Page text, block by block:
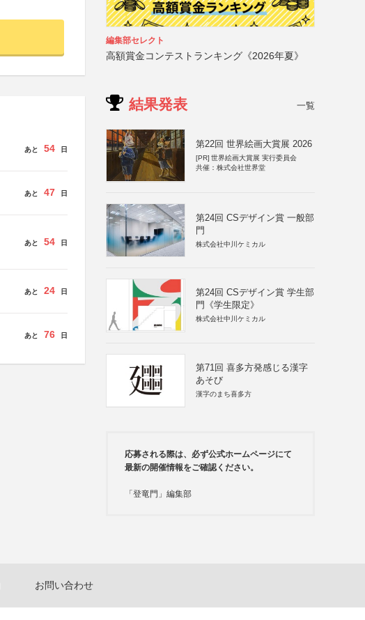
あと 54 日
あと 47 日
あと 54 日
あと 24 日
あと 76 日
編集部セレクト
高額賞金コンテストランキング《2026年夏》
結果発表 一覧
第22回 世界絵画大賞展 2026
[PR] 世界絵画大賞展 実行委員会
共催：株式会社世界堂
第24回 CSデザイン賞 一般部
門
株式会社中川ケミカル
第24回 CSデザイン賞 学生部
門《学生限定》
株式会社中川ケミカル
第71回 喜多方発感じる漢字
あそび
漢字のまち喜多方
応募される際は、必ず公式ホームページにて
最新の開催情報をご確認ください。
「登竜門」編集部
お問い合わせ